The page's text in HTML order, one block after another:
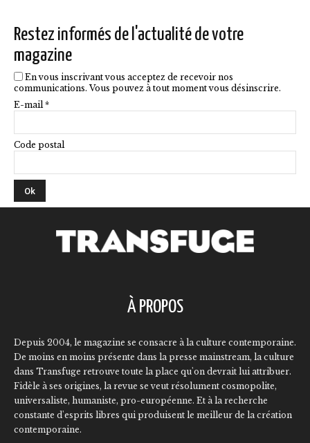
la
produit
Restez informés de l'actualité de votre
magazine
En vous inscrivant vous acceptez de recevoir nos
communications. Vous pouvez à tout moment vous désinscrire.
E-mail *
Code postal
À PROPOS
Depuis 2004, le magazine se consacre à la culture contemporaine.
De moins en moins présente dans la presse mainstream, la culture
dans Transfuge retrouve toute la place qu'on devrait lui attribuer.
Fidèle à ses origines, la revue se veut résolument cosmopolite,
universaliste, humaniste, pro-européenne. Et à la recherche
constante d'esprits libres qui produisent le meilleur de la création
contemporaine.